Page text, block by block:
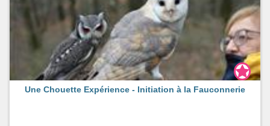
Une Chouette Expérience - Initiation à la Fauconnerie